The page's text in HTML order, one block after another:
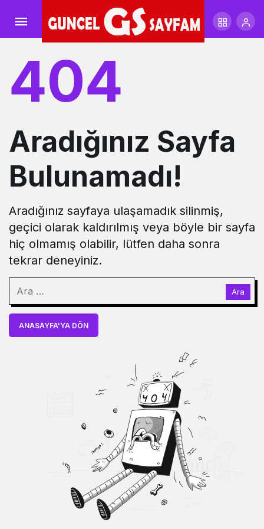
404
Aradığınız Sayfa
Bulunamadı!
Aradığınız sayfaya ulaşamadık silinmiş,
geçici olarak kaldırılmış veya böyle bir sayfa
hiç olmamış olabilir, lütfen daha sonra
tekrar deneyiniz.
ANASAYFA'YA DÖN